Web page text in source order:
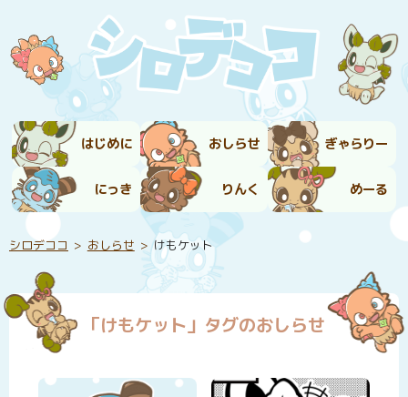
はじめに おしらせ ぎゃらりー
にっき りんく めーる
シロデココ おしらせ けもケット
「けもケット」タグのおしらせ